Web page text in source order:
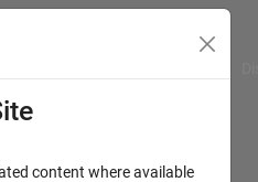
content where available